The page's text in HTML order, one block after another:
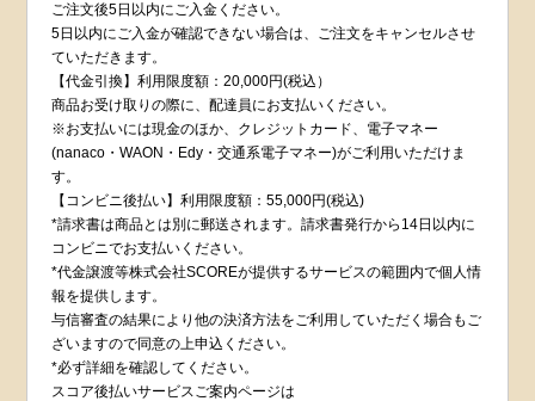
ご注文後5日以内にご入金ください。
5日以内にご入金が確認できない場合は、ご注文をキャンセルさせ
ていただきます。
【代金引換】利用限度額：20,000円(税込）
商品お受け取りの際に、配達員にお支払いください。
※お支払いには現金のほか、クレジットカード、電子マネー
(nanaco・WAON・Edy・交通系電子マネー)がご利用いただけま
す。
【コンビニ後払い】利用限度額：55,000円(税込)
*請求書は商品とは別に郵送されます。請求書発行から14日以内に
コンビニでお支払いください。
*代金譲渡等株式会社SCOREが提供するサービスの範囲内で個人情
報を提供します。
与信審査の結果により他の決済方法をご利用していただく場合もご
ざいますので同意の上申込ください。
*必ず詳細を確認してください。
スコア後払いサービスご案内ページは